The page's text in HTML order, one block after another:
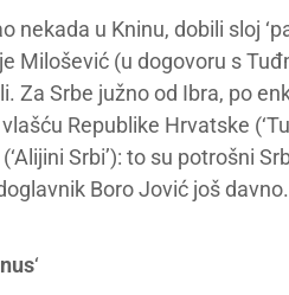
nekada u Kninu, dobili sloj
Milošević (u dogovoru s
Za Srbe južno od Ibra, po
Republike Hrvatske
Srbi’): to su potrošni
Boro Jović još davno.
‘